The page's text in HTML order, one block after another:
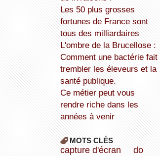
Les 50 plus grosses
fortunes de France sont
tous des milliardaires
L'ombre de la Brucellose :
Comment une bactérie fait
trembler les éleveurs et la
santé publique.
Ce métier peut vous
rendre riche dans les
années à venir
MOTS CLÉS
capture d'écran
do